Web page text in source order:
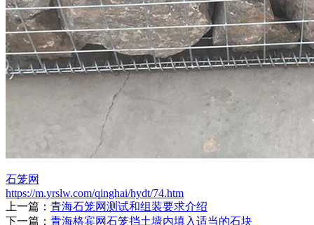
石笼网
https://m.yrslw.com/qinghai/hydt/74.htm
上一篇： 青海石笼网测试和组装要求介绍
下一篇： 青海格宾网石笼挡土墙内填入适当的石块